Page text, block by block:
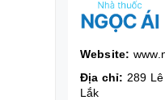
Website:
Địa chỉ: 289
Lắk